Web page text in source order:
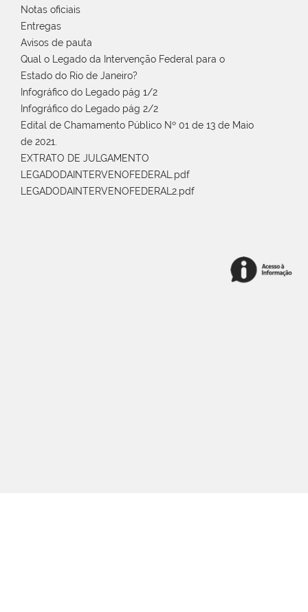
Notas oficiais
Entregas
Avisos de pauta
Qual o Legado da Intervenção Federal para o
Estado do Rio de Janeiro?
Infográfico do Legado pág 1/2
Infográfico do Legado pág 2/2
Edital de Chamamento Público Nº 01 de 13 de Maio
de 2021.
EXTRATO DE JULGAMENTO
LEGADODAINTERVENOFEDERAL.pdf
LEGADODAINTERVENOFEDERAL2.pdf